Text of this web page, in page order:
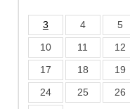
3
4 5
10
11 12
17
18 19
24
25 26